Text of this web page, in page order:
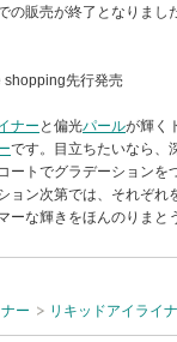
の販売が終了となりまし
shopping先行発売
ナー と偏光パールが輝く
です。目立ちたいなら、
ートでグラデーションを
ョン次第では、それぞれ
ーな輝きをほんのりまと
ー リキッドアイライ